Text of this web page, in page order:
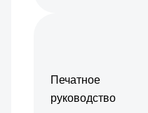
Печатное
руководство